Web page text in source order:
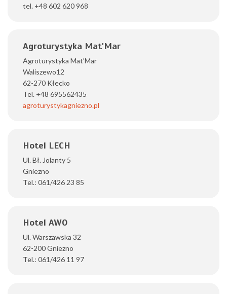
tel. +48 602 620 968
Agroturystyka Mat'Mar
Agroturystyka Mat’Mar
Waliszewo12
62-270 Kłecko
Tel. +48 695562435
agroturystykagniezno.pl
Hotel LECH
Ul. Bł. Jolanty 5
Gniezno
Tel.: 061/426 23 85
Hotel AWO
Ul. Warszawska 32
62-200 Gniezno
Tel.: 061/426 11 97